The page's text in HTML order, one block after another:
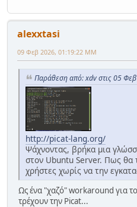
alexxtasi
09 Φεβ 2026, 01:19:22 ΜΜ
Παράθεση από: xdv στις 05
http://picat-lang.org/
Ψάχνοντας, βρήκα μια
στον Ubuntu Server. Πως θα
χρήστες χωρίς να την
Ως ένα "χαζό" workaround για
τρέχουν την Picat...